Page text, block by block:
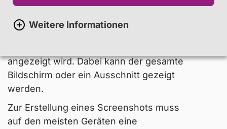
Weitere Informationen
Bezeichnung für ein Bildschirmfoto. Ein
Screenshot erstellt ein Abbild des
Inhaltes, der zum Zeitpunkt der
angezeigt wird. Dabei kann der gesamte
Bildschirm oder ein Ausschnitt gezeigt
werden.
Zur Erstellung eines Screenshots muss
auf den meisten Geräten eine